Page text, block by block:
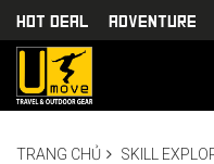
HOT DEAL Adventure
TRANG CHỦ SKILL